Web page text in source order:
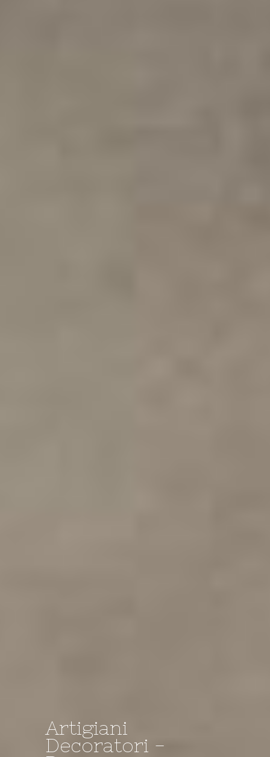
Artigiani
Decoratori -